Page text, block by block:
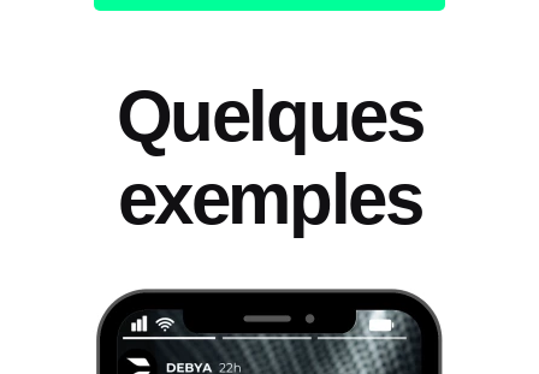
Quelques
exemples